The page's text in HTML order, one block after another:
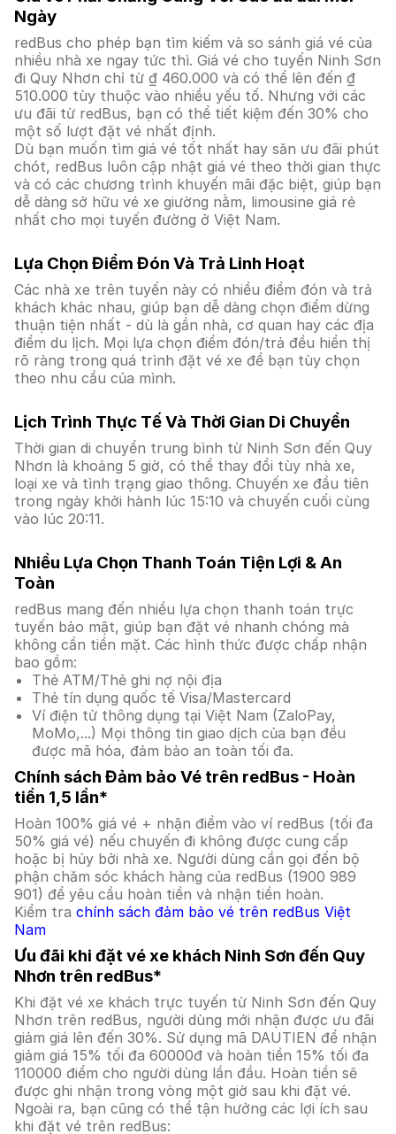
Ngày
redBus cho phép bạn tìm kiếm và so sánh giá vé của
nhiều nhà xe ngay tức thì. Giá vé cho tuyến Ninh Sơn
đi Quy Nhơn chỉ từ ₫ 460.000 và có thể lên đến ₫
510.000 tùy thuộc vào nhiều yếu tố. Nhưng với các
ưu đãi từ redBus, bạn có thể tiết kiệm đến 30% cho
một số lượt đặt vé nhất định.
Dù bạn muốn tìm giá vé tốt nhất hay săn ưu đãi phút
chót, redBus luôn cập nhật giá vé theo thời gian thực
và có các chương trình khuyến mãi đặc biệt, giúp bạn
dễ dàng sở hữu vé xe giường nằm, limousine giá rẻ
nhất cho mọi tuyến đường ở Việt Nam.
Lựa Chọn Điểm Đón Và Trả Linh Hoạt
Các nhà xe trên tuyến này có nhiều điểm đón và trả
khách khác nhau, giúp bạn dễ dàng chọn điểm dừng
thuận tiện nhất - dù là gần nhà, cơ quan hay các địa
điểm du lịch. Mọi lựa chọn điểm đón/trả đều hiển thị
rõ ràng trong quá trình đặt vé xe để bạn tùy chọn
theo nhu cầu của mình.
Lịch Trình Thực Tế Và Thời Gian Di Chuyển
Thời gian di chuyển trung bình từ Ninh Sơn đến Quy
Nhơn là khoảng 5 giờ, có thể thay đổi tùy nhà xe,
loại xe và tình trạng giao thông. Chuyến xe đầu tiên
trong ngày khởi hành lúc 15:10 và chuyến cuối cùng
vào lúc 20:11.
Nhiều Lựa Chọn Thanh Toán Tiện Lợi & An
Toàn
redBus mang đến nhiều lựa chọn thanh toán trực
tuyến bảo mật, giúp bạn đặt vé nhanh chóng mà
không cần tiền mặt. Các hình thức được chấp nhận
bao gồm:
Thẻ ATM/Thẻ ghi nợ nội địa
Thẻ tín dụng quốc tế Visa/Mastercard
Ví điện tử thông dụng tại Việt Nam (ZaloPay,
MoMo,...) Mọi thông tin giao dịch của bạn đều
được mã hóa, đảm bảo an toàn tối đa.
Chính sách Đảm bảo Vé trên redBus - Hoàn
tiền 1,5 lần*
Hoàn 100% giá vé + nhận điểm vào ví redBus (tối đa
50% giá vé) nếu chuyến đi không được cung cấp
hoặc bị hủy bởi nhà xe. Người dùng cần gọi đến bộ
phận chăm sóc khách hàng của redBus (1900 989
901) để yêu cầu hoàn tiền và nhận tiền hoàn.
Kiểm tra chính sách đảm bảo vé trên redBus Việt
Nam
Ưu đãi khi đặt vé xe khách Ninh Sơn đến Quy
Nhơn trên redBus*
Khi đặt vé xe khách trực tuyến từ Ninh Sơn đến Quy
Nhơn trên redBus, người dùng mới nhận được ưu đãi
giảm giá lên đến 30%. Sử dụng mã DAUTIEN để nhận
giảm giá 15% tối đa 60000đ và hoàn tiền 15% tối đa
110000 điểm cho người dùng lần đầu. Hoàn tiền sẽ
được ghi nhận trong vòng một giờ sau khi đặt vé.
Ngoài ra, bạn cũng có thể tận hưởng các lợi ích sau
khi đặt vé trên redBus: